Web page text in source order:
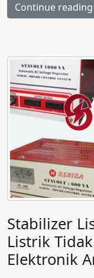
Continue
Stabilizer
Listrik
Elektronik